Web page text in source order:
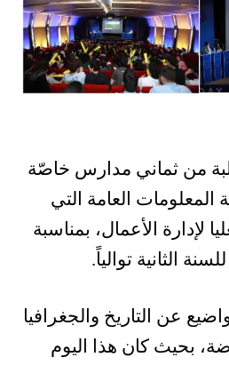
وطالبة من ثماني مدارس خاصّة
العامة التي
لإدارة الأعمال، بمناسبة
الثانية توالياً.
عن التاريخ والجغرافيا
بحيث كان هذا اليوم